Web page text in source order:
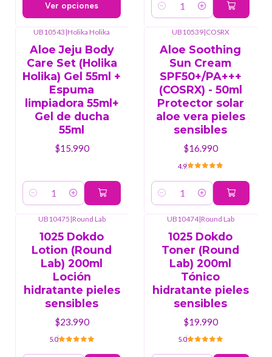
Ver opciones
Cantidad
UB10543|Holika Holika
Aloe Jeju Body
Care Set (Holika
Holika) Gel 55ml +
Espuma
limpiadora 55ml+
Gel de ducha
55ml
$15.990
Cantidad
UB10539|COSRX
Aloe Soothing
Sun Cream
SPF50+/PA+++
(COSRX) - 50ml
Protector solar
aloe vera pieles
sensibles
$16.990
4.9
Cantidad
UB10475|Round Lab
1025 Dokdo
Lotion (Round
Lab) 200ml
Loción
hidratante pieles
sensibles
$23.990
5.0
UB10474|Round Lab
1025 Dokdo
Toner (Round
Lab) 200ml
Tónico
hidratante pieles
sensibles
$19.990
5.0